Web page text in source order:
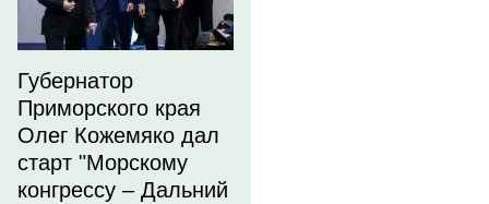
Губернатор
Приморского края
Олег Кожемяко дал
старт "Морскому
конгрессу – Дальний